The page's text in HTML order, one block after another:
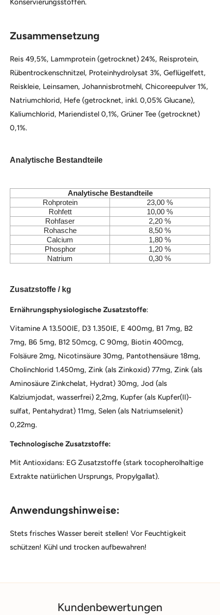
Konservierungsstoffen.
Zusammensetzung
Reis 49,5%, Lammprotein (getrocknet) 24%, Reisprotein,
Rübentrockenschnitzel, Proteinhydrolysat 3%, Geflügelfett,
Reiskleie, Leinsamen, Johannisbrotmehl, Chicoreepulver 1%,
Natriumchlorid, Hefe (getrocknet, inkl. 0,05% Glucane),
Kaliumchlorid, Mariendistel 0,1%, Grüner Tee (getrocknet)
0,1%.
Analytische Bestandteile
Analytische Bestandteile
Rohprotein
23,00 %
Rohfett
10,00 %
Rohfaser
2,20 %
Rohasche
8,50 %
Calcium
1,80 %
Phosphor
1,20 %
Natrium
0,30 %
Zusatzstoffe / kg
Ernährungsphysiologische Zusatzstoffe:
Vitamine A 13.500IE, D3 1.350IE, E 400mg, B1 7mg, B2
7mg, B6 5mg, B12 50mcg, C 90mg, Biotin 400mcg,
Folsäure 2mg, Nicotinsäure 30mg, Pantothensäure 18mg,
Cholinchlorid 1.450mg, Zink (als Zinkoxid) 77mg, Zink (als
Aminosäure Zinkchelat, Hydrat) 30mg, Jod (als
Kalziumjodat, wasserfrei) 2,2mg, Kupfer (als Kupfer(II)-
sulfat, Pentahydrat) 11mg, Selen (als Natriumselenit)
0,22mg.
Technologische Zusatzstoffe:
Mit Antioxidans: EG Zusatzstoffe (stark tocopherolhaltige
Extrakte natürlichen Ursprungs, Propylgallat).
Anwendungshinweise:
Stets frisches Wasser bereit stellen! Vor Feuchtigkeit
schützen! Kühl und trocken aufbewahren!
Kundenbewertungen